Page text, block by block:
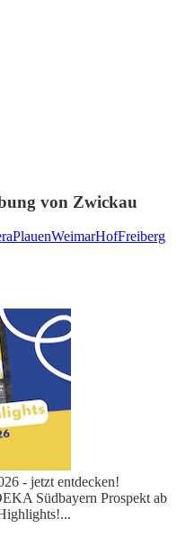
von Zwickau
PlauenWeimarHofFreiberg
- jetzt entdecken!
Südbayern Prospekt ab
...